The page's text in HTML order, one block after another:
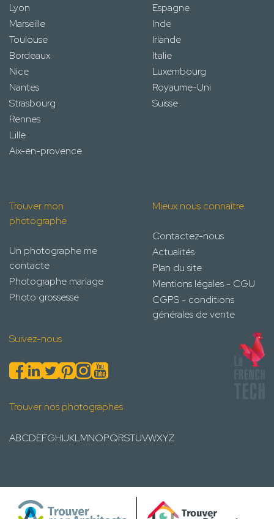
Lyon
Marseille
Toulouse
Bordeaux
Nice
Nantes
Strasbourg
Rennes
Lille
Aix-en-provence
Espagne
Inde
Irlande
Italie
Luxembourg
Royaume-Uni
Suisse
Trouver mon
photographe
Un photographe me
contacte
Photographe mariage
Photo grossesse
Mieux nous connaître
Contactez-nous
Actualités
Plan du site
Mentions légales - CGU
CGPS - conditions
générales de vente
Suivez-nous
Trouver nos photographes
ABCDEFGHIJKLMNOPQRSTUVWXYZ